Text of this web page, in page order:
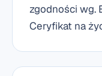
zgodności wg.
Ceryfikat na